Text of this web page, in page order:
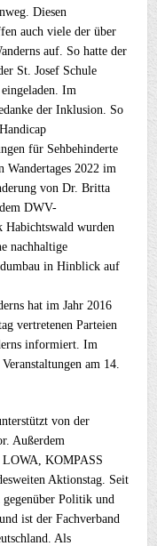
Diesen
auch viele der über
auf. So hatte der
St. Josef Schule
Im
der Inklusion. So
für Sehbehinderte
Wandertages 2022 im
von Dr. Britta
DWV-
Habichtswald wurden
nachhaltige
in Hinblick auf
hat im Jahr 2016
vertretenen Parteien
informiert. Im
am 14.
von der
Außerdem
LOWA, KOMPASS
Aktionstag. Seit
Politik und
ist der Fachverband
Als